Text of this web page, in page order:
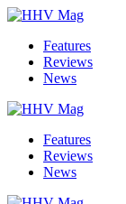
Features
Reviews
News
Features
Reviews
News